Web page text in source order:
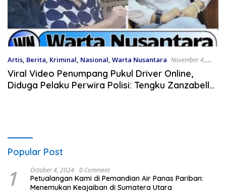
Artis, Berita, Kriminal, Nasional, Warta Nusantara November 4,
2024
Viral Video Penumpang Pukul Driver Online,
Diduga Pelaku Perwira Polisi: Tengku Zanzabella
Popular Post
1 October 4, 2024 0 Comment
Petualangan Kami di Pemandian Air Panas Pariban:
Menemukan Keajaiban di Sumatera Utara